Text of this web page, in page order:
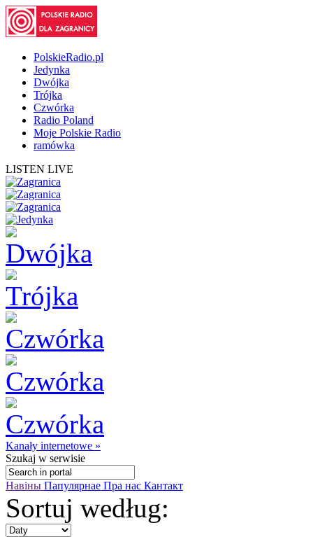
PolskieRadio.pl
Jedynka
Dwójka
Trójka
Czwórka
Radio Poland
Moje Polskie Radio
ramówka
LISTEN LIVE
Kanały internetowe »
Szukaj w serwisie
Навіны Папулярнае Пра нас Кантакт
Sortuj według: